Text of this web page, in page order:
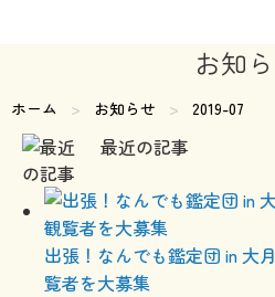
お知
ホーム お知らせ 現在のペー
2019-07
最近の記事
出張！なんでも鑑定団 in 大
覧者を大募集